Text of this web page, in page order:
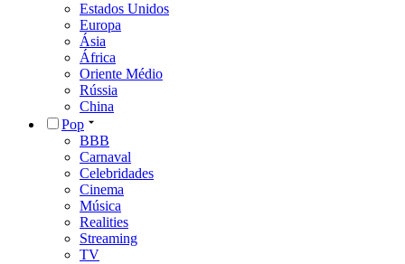
Estados Unidos
Europa
Ásia
África
Oriente Médio
Rússia
China
Pop
BBB
Carnaval
Celebridades
Cinema
Música
Realities
Streaming
TV